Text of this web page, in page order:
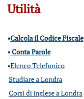
Utilità
•Calcola il Codice Fiscale
•Conta Parole
•Elenco Telefonico
Studiare a Londra
Corsi di inglese a Londra